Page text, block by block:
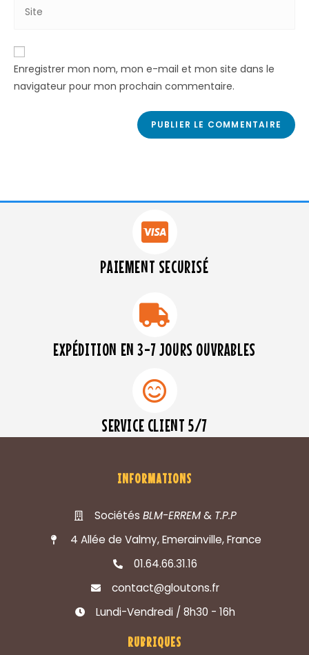
Enregistrer mon nom, mon e-mail et mon site dans le
navigateur pour mon prochain commentaire.
PAIEMENT SECURISÉ
EXPÉDITION EN 3-7 JOURS OUVRABLES
SERVICE CLIENT 5/7
INFORMATIONS
SociétésBLM-ERREM& T.P.P
4 Allée de Valmy, Emerainville, France
01.64.66.31.16
contact@gloutons.fr
Lundi-Vendredi / 8h30 - 16h
RUBRIQUES